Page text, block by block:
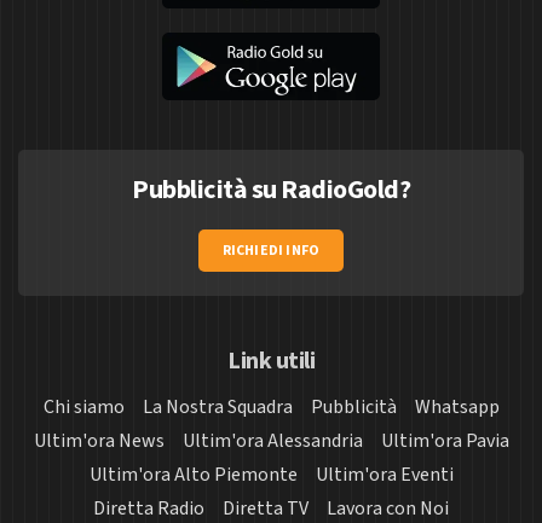
Pubblicità su RadioGold?
RICHIEDI INFO
Link utili
Chi siamo La Nostra Squadra Pubblicità
Whatsapp
Ultim'ora News
Ultim'ora Alessandria
Ultim'ora Pavia
Ultim'ora Alto Piemonte
Ultim'ora Eventi
Diretta Radio
Diretta TV Lavora con Noi